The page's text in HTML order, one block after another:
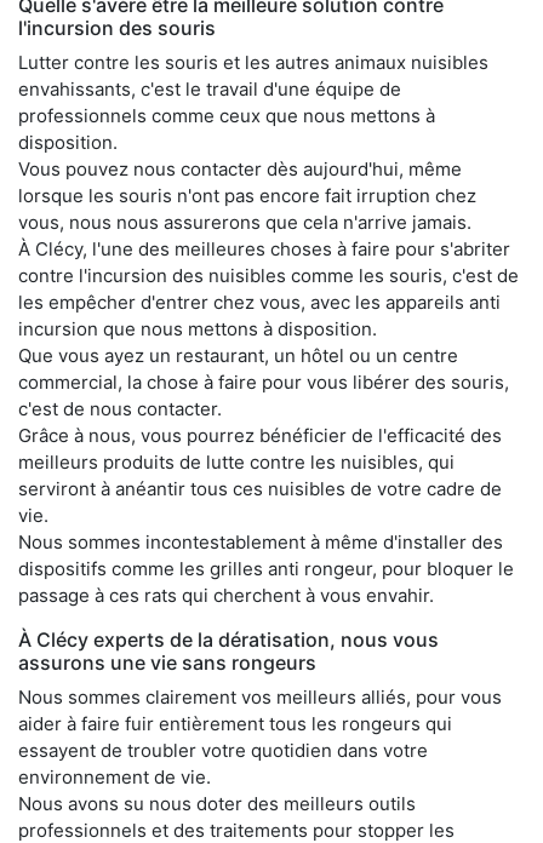
l'incursion des souris
Lutter contre les souris et les autres animaux nuisibles
envahissants, c'est le travail d'une équipe de
professionnels comme ceux que nous mettons à
disposition.
Vous pouvez nous contacter dès aujourd'hui, même
lorsque les souris n'ont pas encore fait irruption chez
vous, nous nous assurerons que cela n'arrive jamais.
À Clécy, l'une des meilleures choses à faire pour s'abriter
contre l'incursion des nuisibles comme les souris, c'est de
les empêcher d'entrer chez vous, avec les appareils anti
incursion que nous mettons à disposition.
Que vous ayez un restaurant, un hôtel ou un centre
commercial, la chose à faire pour vous libérer des souris,
c'est de nous contacter.
Grâce à nous, vous pourrez bénéficier de l'efficacité des
meilleurs produits de lutte contre les nuisibles, qui
serviront à anéantir tous ces nuisibles de votre cadre de
vie.
Nous sommes incontestablement à même d'installer des
dispositifs comme les grilles anti rongeur, pour bloquer le
passage à ces rats qui cherchent à vous envahir.
À Clécy experts de la dératisation, nous vous
assurons une vie sans rongeurs
Nous sommes clairement vos meilleurs alliés, pour vous
aider à faire fuir entièrement tous les rongeurs qui
essayent de troubler votre quotidien dans votre
environnement de vie.
Nous avons su nous doter des meilleurs outils
professionnels et des traitements pour stopper les